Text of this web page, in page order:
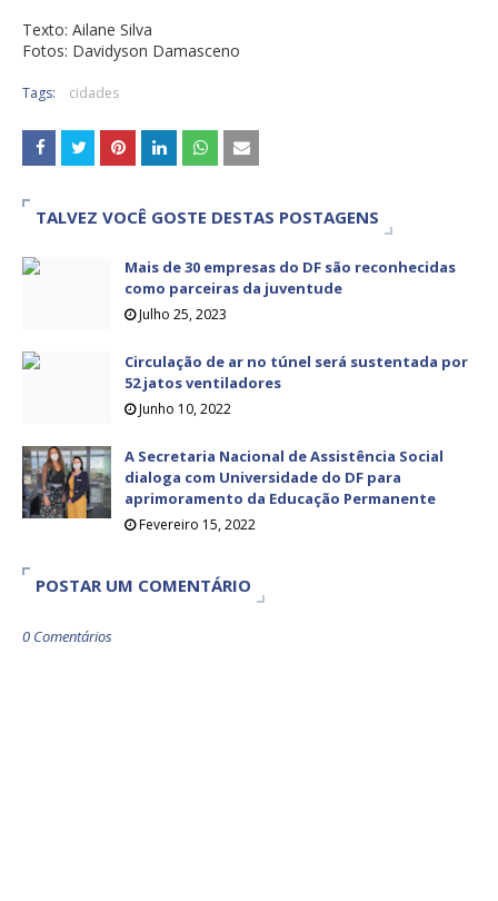
Texto: Ailane Silva
Fotos: Davidyson Damasceno
Tags: cidades
TALVEZ VOCÊ GOSTE DESTAS POSTAGENS
Mais de 30 empresas do DF são reconhecidas
como parceiras da juventude
Julho 25, 2023
Circulação de ar no túnel será sustentada por
52 jatos ventiladores
Junho 10, 2022
A Secretaria Nacional de Assistência Social
dialoga com Universidade do DF para
aprimoramento da Educação Permanente
Fevereiro 15, 2022
POSTAR UM COMENTÁRIO
0 Comentários